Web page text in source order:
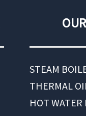
STEAM
THERMAL
HOT WATER